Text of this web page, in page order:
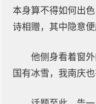
本身算不得如何出
诗相赠，其中隐意便
他侧身看着窗
国有冰雪，我南庆